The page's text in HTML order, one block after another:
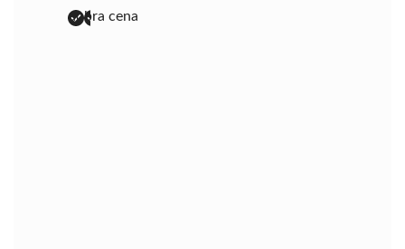
dobra cena